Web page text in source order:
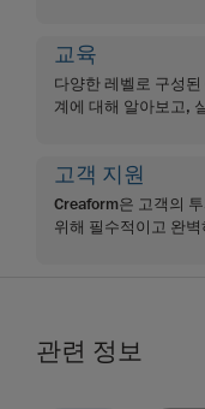
교육
다양한 레벨로 구성
계에 대해 알아보고,
고객 지원
Creaform은 고객의
위해 필수적이고 완
관련 정보